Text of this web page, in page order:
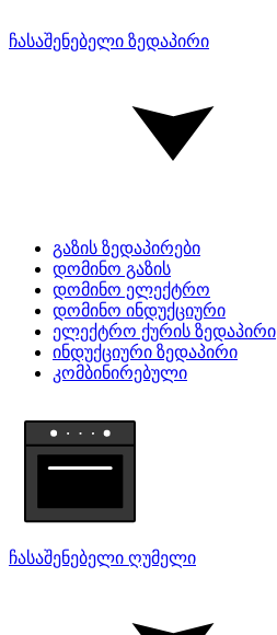
ჩასაშენებელი ზედაპირი
გაზის ზედაპირები
დომინო გაზის
დომინო ელექტრო
დომინო ინდუქციური
ელექტრო ქურის ზედაპირი
ინდუქციური ზედაპირი
კომბინირებული
ჩასაშენებელი ღუმელი